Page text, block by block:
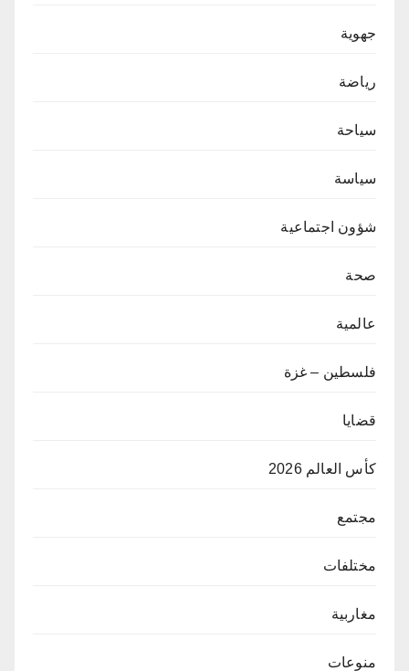
جهوية
رياضة
سياحة
سياسة
شؤون اجتماعية
صحة
عالمية
فلسطين – غزة
قضايا
كأس العالم 2026
مجتمع
مختلفات
مغاربية
منوعات